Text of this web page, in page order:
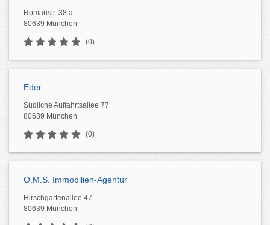
Romanstr. 38 a
80639 München
(0)
Eder
Südliche Auffahrtsallee 77
80639 München
(0)
O.M.S. Immobilien-Agentur
Hirschgartenallee 47
80639 München